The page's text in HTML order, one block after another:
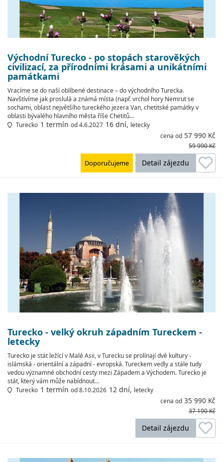
Východní Turecko - po stopách starověkých
civilizací, za přírodními krásami a unikátními
památkami
Vracíme se do naší oblíbené destinace – do východního Turecka.
Navštívíme jak proslulá a známá místa (např. vrchol hory Nemrut se
sochami, oblast největšího tureckého jezera Van, chetitské památky v
oblasti bývalého hlavního města říše Chetitů…
Turecko 1 termín od 4.6.2027 16 dní, letecky
cena od 57 990 Kč
59 990 Kč
Detail zájezdu
Doporučujeme
Turecko - velký okruh západním Tureckem -
letecky
Turecko je stát ležící v Malé Asii, v Turecku se prolínají dvě kultury -
islámská - orientální a západní - evropská. Tureckem vedly a stále tudy
vedou významné obchodní cesty mezi Západem a Východem. Turecko je
stát, který vám může nabídnout…
Turecko 1 termín od 8.10.2026 12 dní, letecky
cena od 35 990 Kč
37 190 Kč
Detail zájezdu